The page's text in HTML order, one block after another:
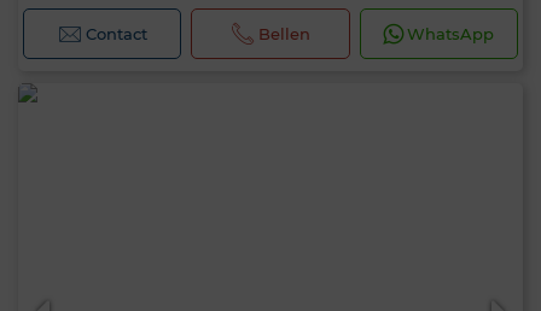
Contact Bellen WhatsApp